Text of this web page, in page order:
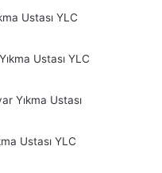
Ustası YLC
Ustası YLC
Yıkma Ustası
Ustası YLC